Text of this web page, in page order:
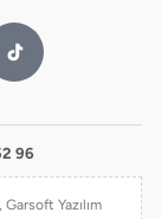
96
Yazılım